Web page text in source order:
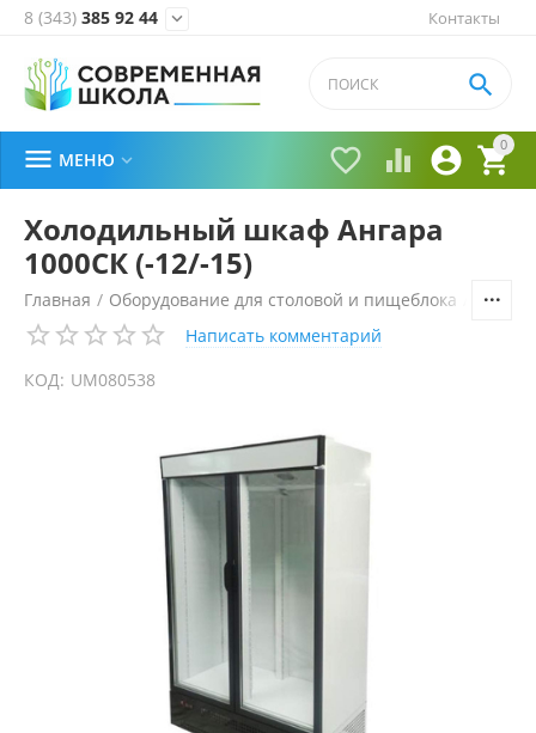
Контакты
8 (343) 385 92 44 
0


 

 МЕНЮ 
Холодильный шкаф Ангара
1000СК (-12/-15)
Главная / Оборудование для столовой и пищеблока
Написать комментарий
КОД: UM080538